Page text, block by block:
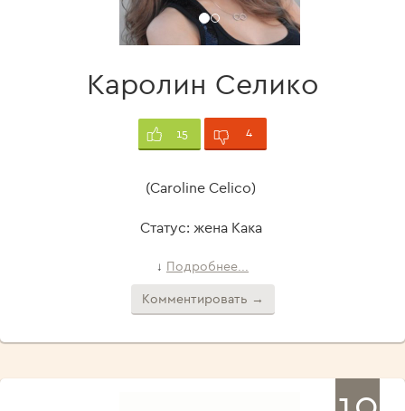
Каролин Селико
15 4
(Caroline Celico)
Статус: жена Кака
↓ Подробнее...
Комментировать →